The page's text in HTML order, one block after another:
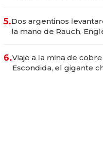
5.Dos argentinos
la mano de Rauch,
6.Viaje a la mina de
Escondida, el gigante